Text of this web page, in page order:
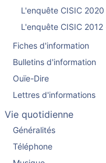
L'enquête CISIC
L'enquête CISIC
Fiches d'information
Bulletins d'information
Ouïe-Dire
Lettres d'informations
Vie quotidienne
Généralités
Téléphone